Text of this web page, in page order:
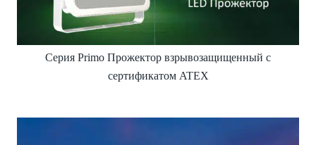
Серия Primo Прожектор взрывозащищенный с
сертификатом ATEX